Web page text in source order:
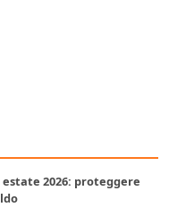
2026: proteggere